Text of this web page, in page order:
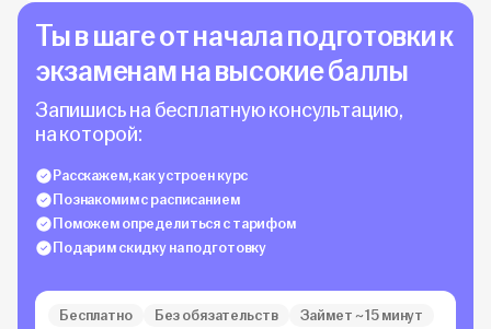
Ты в шаге от начала подготовки к
экзаменам на высокие баллы
Запишись на бесплатную консультацию,
на которой:
Расскажем, как устроен курс
Познакомим с расписанием
Поможем определиться с тарифом
Подарим скидку на подготовку
Бесплатно Без обязательств Займет ~ 15 минут